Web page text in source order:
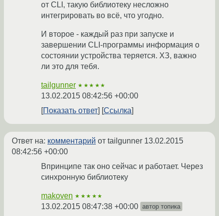
от CLI, такую библиотеку несложно
интегрировать во всё, что угодно.
И второе - каждый раз при запуске и
завершении CLI-программы информация о
состоянии устройства теряется. ХЗ, важно
ли это для тебя.
tailgunner ★★★★★
13.02.2015 08:42:56 +00:00
Показать ответ
Ссылка
Ответ на: комментарий от tailgunner 13.02.2015
08:42:56 +00:00
Впринципе так оно сейчас и работает. Через
синхронную библиотеку
makoven ★★★★★
13.02.2015 08:47:38 +00:00 автор топика